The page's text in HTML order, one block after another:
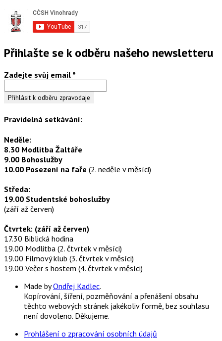
Přihlašte se k odběru našeho newsletteru
Zadejte svůj email *
Pravidelná setkávání:
Neděle:
8.30 Modlitba Žaltáře
9.00 Bohoslužby
10.00 Posezení na faře (2. neděle v měsíci)
Středa:
19.00 Studentské bohoslužby
(září až červen)
Čtvrtek: (září až červen)
17.30 Biblická hodina
19.00 Modlitba (2. čtvrtek v měsíci)
19.00 Filmový klub (3. čtvrtek v měsíci)
19.00 Večer s hostem (4. čtvrtek v měsíci)
Made byOndřej Kadlec.
Kopírování, šíření, pozměňování a přenášení obsahu
těchto webových stránek jakékoliv formě, bez souhlasu
není dovoleno. Děkujeme.
Prohlášení o zpracování osobních údajů